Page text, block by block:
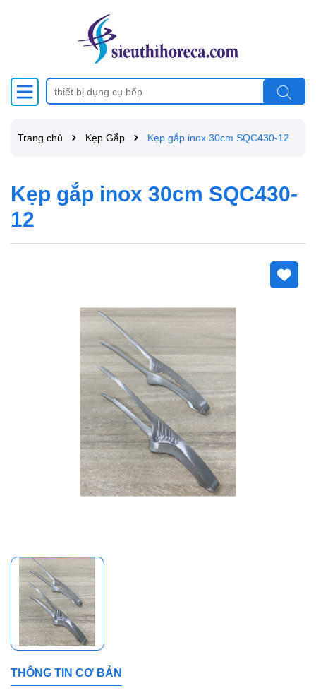
Trang chủ Kẹp Gắp Kẹp gắp inox 30cm SQC430-12
Kẹp gắp inox 30cm SQC430-
12
THÔNG TIN CƠ BẢN